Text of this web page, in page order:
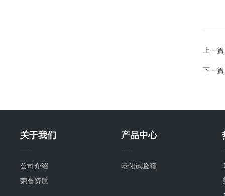
上一
下一
关于我们
公司介绍
荣誉资质
产品中心
老化试验箱